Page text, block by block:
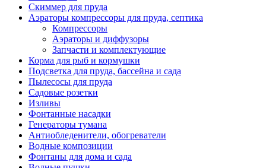
Скиммер для пруда
Аэраторы компрессоры для пруда, септика
Компрессоры
Аэраторы и диффузоры
Запчасти и комплектующие
Корма для рыб и кормушки
Подсветка для пруда, бассейна и сада
Пылесосы для пруда
Садовые розетки
Изливы
Фонтанные насадки
Генераторы тумана
Антиобледенители, обогреватели
Водные композиции
Фонтаны для дома и сада